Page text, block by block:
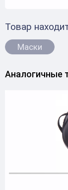
Товар
Маски
Аналогичные